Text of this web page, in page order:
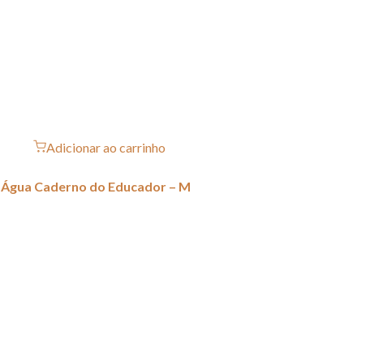
Adicionar ao carrinho
Água Caderno do Educador – M